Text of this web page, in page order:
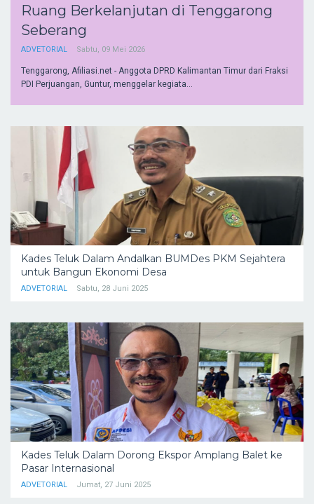
Ruang Berkelanjutan di Tenggarong
Seberang
ADVETORIAL Sabtu, 09 Mei 2026
Tenggarong, Afiliasi.net - Anggota DPRD Kalimantan Timur dari Fraksi
PDI Perjuangan, Guntur, menggelar kegiata...
Kades Teluk Dalam Andalkan BUMDes PKM Sejahtera
untuk Bangun Ekonomi Desa
ADVETORIAL Sabtu, 28 Juni 2025
Kades Teluk Dalam Dorong Ekspor Amplang Balet ke
Pasar Internasional
ADVETORIAL Jumat, 27 Juni 2025